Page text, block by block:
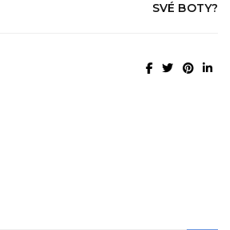
SVÉ BOTY?